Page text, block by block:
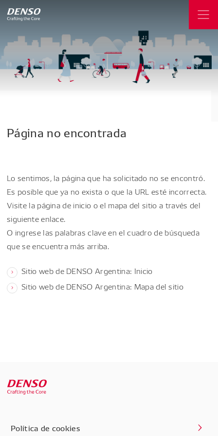
Página no encontrada
Lo sentimos, la página que ha solicitado no se encontró.
Es posible que ya no exista o que la URL esté incorrecta.
Visite la página de inicio o el mapa del sitio a través del
siguiente enlace.
O ingrese las palabras clave en el cuadro de búsqueda
que se encuentra más arriba.
Sitio web de DENSO Argentina: Inicio
Sitio web de DENSO Argentina: Mapa del sitio
Política de cookies